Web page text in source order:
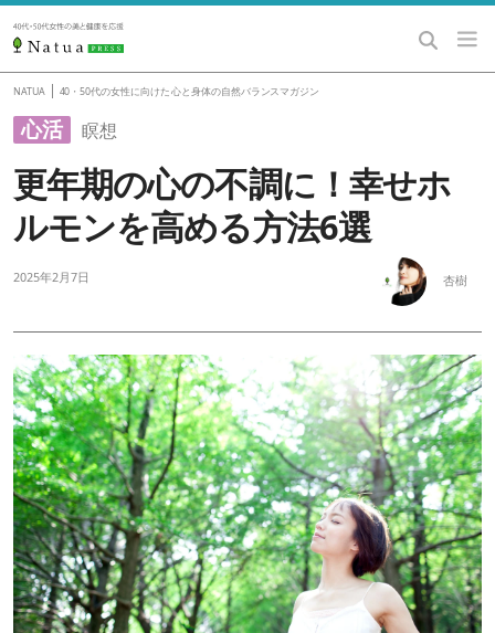
NATUA| 40・50代の女性に向けた 心と身体の自然バランスマガジン
心活 瞑想
更年期の心の不調に！幸せホ
ルモンを高める方法6選
2025年2月7日 杏樹